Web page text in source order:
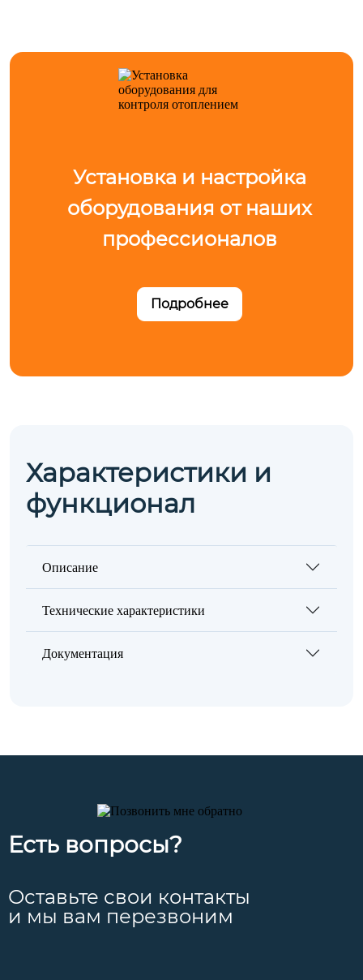
Установка и настройка
оборудования от наших
профессионалов
Подробнее
Характеристики и
функционал
Описание
Технические характеристики
Документация
Есть вопросы?
Оставьте свои контакты
и мы вам перезвоним